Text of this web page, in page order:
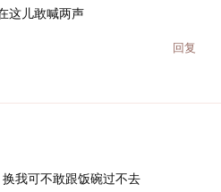
这儿敢喊两声
回复
我可不敢跟饭碗过不去